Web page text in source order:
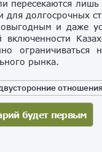
пересекаются лишь
для долгосрочных
и даже
включенности
рынка.
отношения